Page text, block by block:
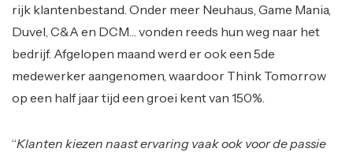
rijk klantenbestand. Onder meer Neuhaus, Game Mania,
Duvel, C&A en DCM… vonden reeds hun weg naar het
bedrijf. Afgelopen maand werd er ook een 5de
medewerker aangenomen, waardoor Think Tomorrow
op een half jaar tijd een groei kent van 150%.
“Klanten kiezen naast ervaring vaak ook voor de passie